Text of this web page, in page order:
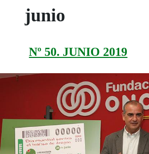
junio
Nº 50. JUNIO 2019